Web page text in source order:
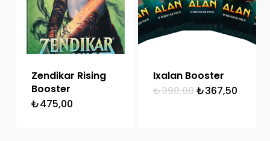
Zendikar Rising
Booster
₺475,00
Ixalan Booster
₺390,00Orijinal
₺367,50Şu